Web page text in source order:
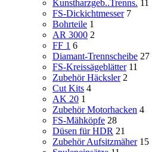
Kunstharzgeb..Trenns. 11
FS-Dickichtmesser 7
Bohrteile 1
AR 3000 2
FF 1 6
Diamant-Trennscheibe 27
FS-Kreissägeblätter 11
Zubehör Häcksler 2
Cut Kits 4
AK 20 1
Zubehör Motorhacken 4
FS-Mähköpfe 28
Düsen für HDR 21
Zubehör Aufsitzmäher 15